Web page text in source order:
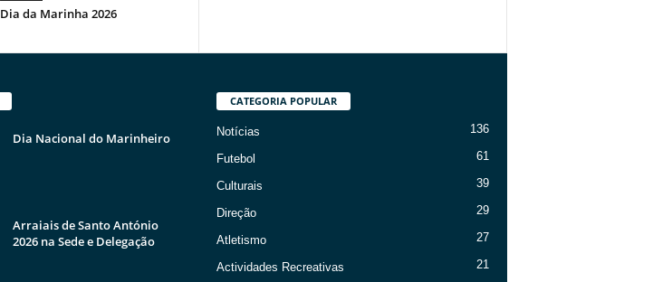
Dia da Marinha 2026
Dia Nacional do Marinheiro
Arraiais de Santo António
2026 na Sede e Delegação
CATEGORIA POPULAR
Notícias 136
Futebol 61
Culturais 39
Direção 29
Atletismo 27
Actividades Recreativas 21